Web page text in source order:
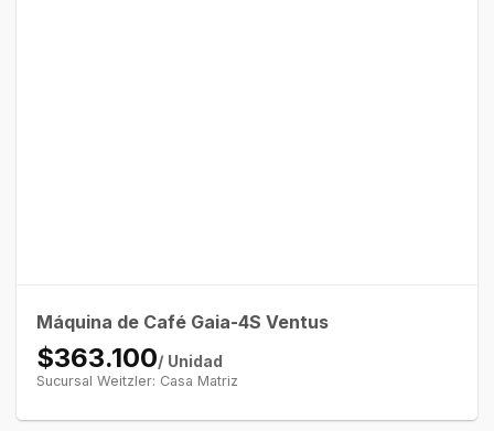
Máquina de Café Gaia-4S Ventus
$363.100/ Unidad
Sucursal Weitzler: Casa Matriz